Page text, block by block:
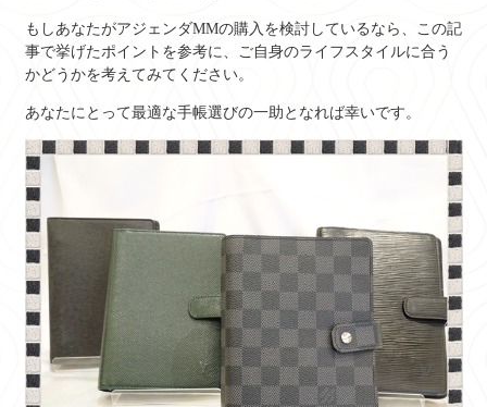
もしあなたがアジェンダMMの購入を検討しているなら、この記
事で挙げたポイントを参考に、ご自身のライフスタイルに合う
かどうかを考えてみてください。
あなたにとって最適な手帳選びの一助となれば幸いです。